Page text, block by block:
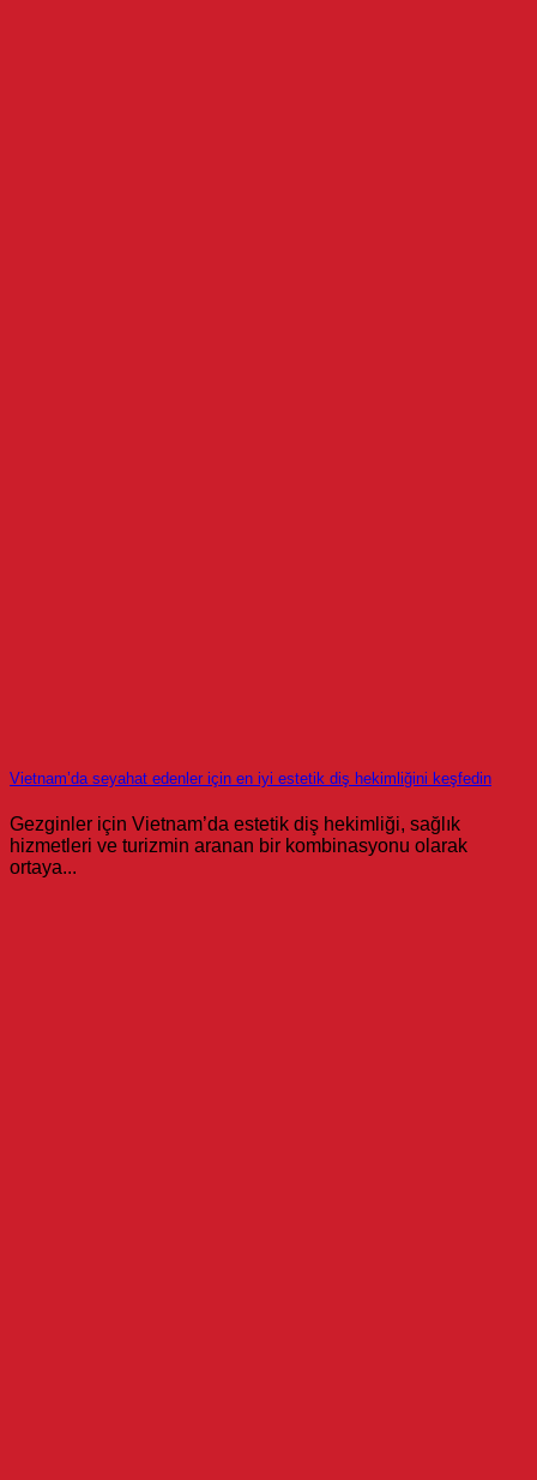
Vietnam’da seyahat edenler için en iyi estetik diş hekimliğini keşfedin
Gezginler için Vietnam’da estetik diş hekimliği, sağlık
hizmetleri ve turizmin aranan bir kombinasyonu olarak
ortaya...